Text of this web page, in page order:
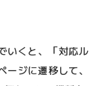
いくと、「対応ル
ジに遷移して、